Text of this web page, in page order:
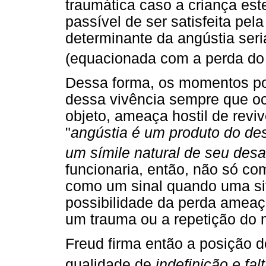
traumática caso a criança
passível de ser satisfeita
determinante da angústia
(equacionada com a perda
Dessa forma, os momentos
dessa vivência sempre que
objeto, ameaça hostil de
"angústia é um produto do
um símile natural de seu
funcionaria, então, não só
como um sinal quando uma
possibilidade da perda
um trauma ou a repetição do
Freud firma então a posição